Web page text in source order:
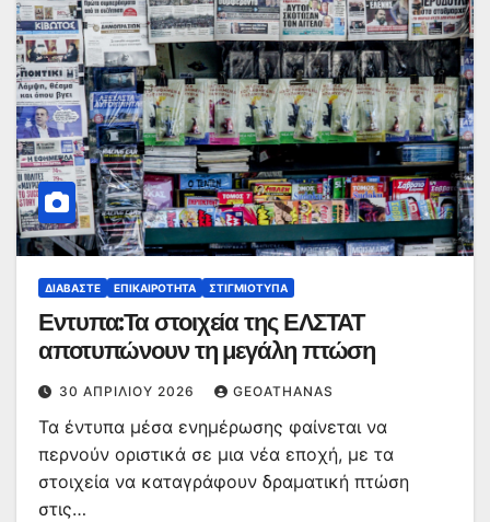
ΔΙΑΒΆΣΤΕ ΕΠΙΚΑΙΡΌΤΗΤΑ ΣΤΙΓΜΙΌΤΥΠΑ
Εντυπα:Τα στοιχεία της ΕΛΣΤΑΤ
αποτυπώνουν τη μεγάλη πτώση
30 ΑΠΡΙΛΊΟΥ 2026 GEOATHANAS
Τα έντυπα μέσα ενημέρωσης φαίνεται να
περνούν οριστικά σε μια νέα εποχή, με τα
στοιχεία να καταγράφουν δραματική πτώση
στις…